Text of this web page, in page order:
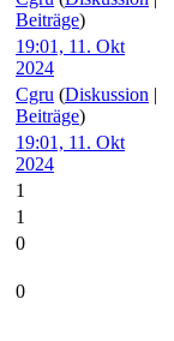
Beiträge)
19:01, 11. Okt
2024
Cgru (Diskussion |
Beiträge)
19:01, 11. Okt
2024
1
1
0
0